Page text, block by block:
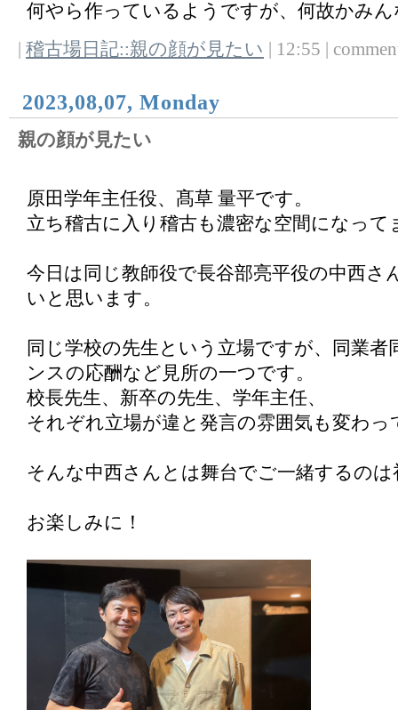
何やら作っているようですが、何故かみ
稽古場日記::親の顔が見たい | 12:55 |
2023,08,07, Monday
親の顔が見たい
原田学年主任役、髙草 量平です。
立ち稽古に入り稽古も濃密な空間になって
今日は同じ教師役で長谷部亮平役の中西さ
いと思います。
同じ学校の先生という立場ですが、同業者
ンスの応酬など見所の一つです。
校長先生、新卒の先生、学年主任、
それぞれ立場が違と発言の雰囲気も変わっ
そんな中西さんとは舞台でご一緒するの
お楽しみに！